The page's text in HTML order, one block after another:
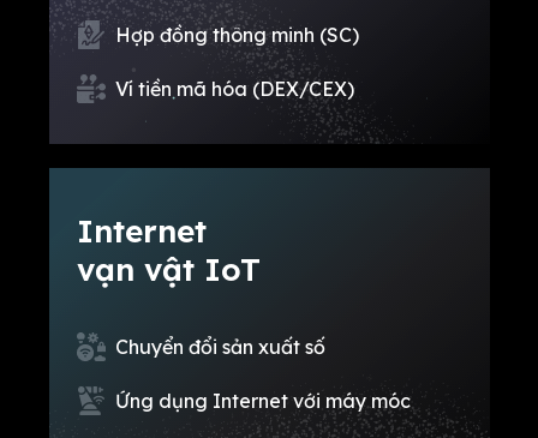
Hợp đồng thông minh (SC)
Ví tiền mã hóa (DEX/CEX)
Internet
vạn vật IoT
Chuyển đổi sản xuất số
Ứng dụng Internet với máy móc